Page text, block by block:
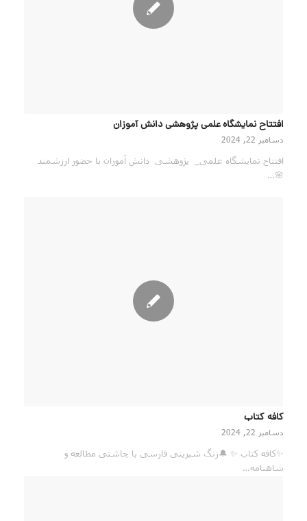
افتتاح نمایشگاه علمی پژوهشی دانش آموزان
دسامبر 22, 2024
افتتاح نمایشگاه علمی_ پژوهشی دانش آموزان با حضور ارزشمند
🌸…
کافه کتاب
دسامبر 22, 2024
✨کافه کتاب ✨ 🔔زنگ شیرینی فارسی با چاشنی مطالعه و
شاهنامه…